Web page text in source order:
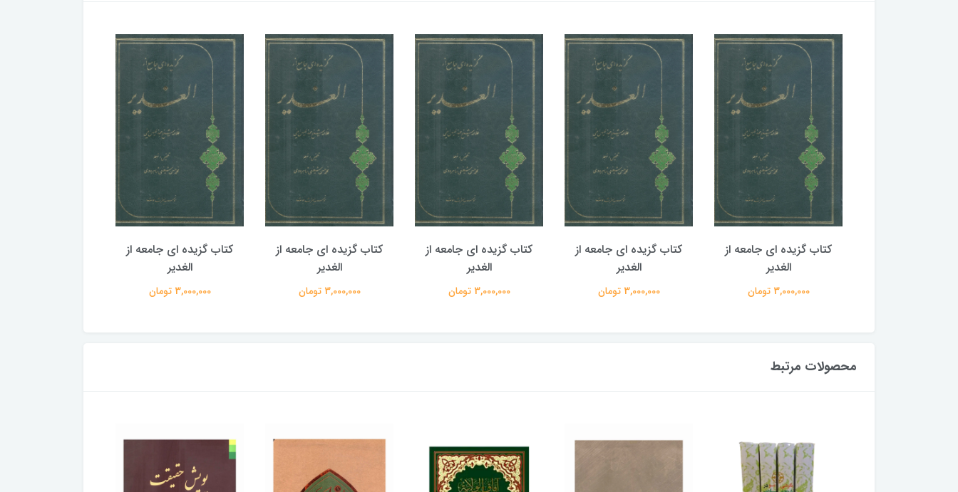
کتاب گزیده ای جامعه از
الغدیر
3,000,000 تومان
کتاب گزیده ای جامعه از
الغدیر
3,000,000 تومان
کتاب گزیده ای جامعه از
الغدیر
3,000,000 تومان
کتاب گزیده ای جامعه از
الغدیر
3,000,000 تومان
کتاب گزیده ای جامعه از
الغدیر
3,000,000 تومان
محصولات مرتبط